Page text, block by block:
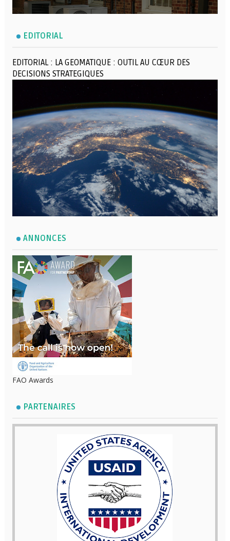
EDITORIAL
EDITORIAL : LA GEOMATIQUE : OUTIL AU CŒUR DES
DECISIONS STRATEGIQUES
ANNONCES
FAO Awards
PARTENAIRES